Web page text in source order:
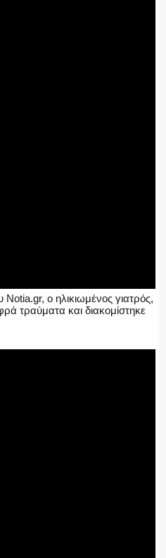
ο ηλικιωμένος γιατρός,
τραύματα και διακομίστηκε